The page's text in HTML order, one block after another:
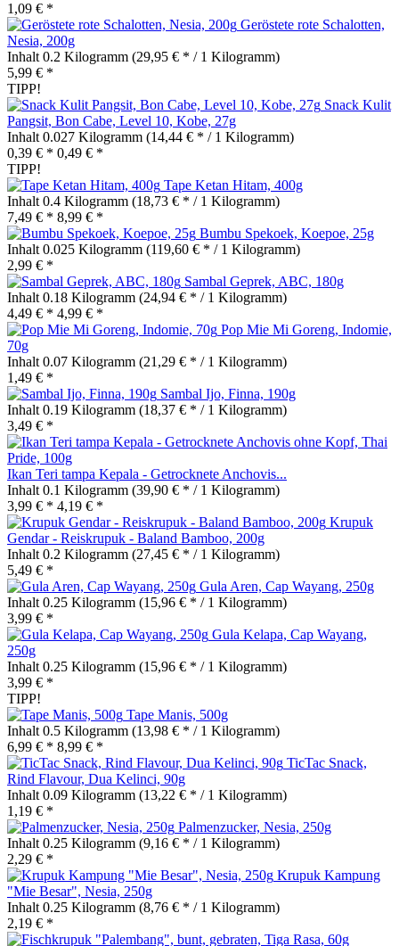
1,09 € *
Geröstete rote Schalotten,
Nesia, 200g
Inhalt 0.2 Kilogramm (29,95 € * / 1 Kilogramm)
5,99 € *
TIPP!
Snack Kulit
Pangsit, Bon Cabe, Level 10, Kobe, 27g
Inhalt 0.027 Kilogramm (14,44 € * / 1 Kilogramm)
0,39 € * 0,49 € *
TIPP!
Tape Ketan Hitam, 400g
Inhalt 0.4 Kilogramm (18,73 € * / 1 Kilogramm)
7,49 € * 8,99 € *
Bumbu Spekoek, Koepoe, 25g
Inhalt 0.025 Kilogramm (119,60 € * / 1 Kilogramm)
2,99 € *
Sambal Geprek, ABC, 180g
Inhalt 0.18 Kilogramm (24,94 € * / 1 Kilogramm)
4,49 € * 4,99 € *
Pop Mie Mi Goreng, Indomie,
70g
Inhalt 0.07 Kilogramm (21,29 € * / 1 Kilogramm)
1,49 € *
Sambal Ijo, Finna, 190g
Inhalt 0.19 Kilogramm (18,37 € * / 1 Kilogramm)
3,49 € *
Ikan Teri tampa Kepala - Getrocknete Anchovis...
Inhalt 0.1 Kilogramm (39,90 € * / 1 Kilogramm)
3,99 € * 4,19 € *
Krupuk
Gendar - Reiskrupuk - Baland Bamboo, 200g
Inhalt 0.2 Kilogramm (27,45 € * / 1 Kilogramm)
5,49 € *
Gula Aren, Cap Wayang, 250g
Inhalt 0.25 Kilogramm (15,96 € * / 1 Kilogramm)
3,99 € *
Gula Kelapa, Cap Wayang,
250g
Inhalt 0.25 Kilogramm (15,96 € * / 1 Kilogramm)
3,99 € *
TIPP!
Tape Manis, 500g
Inhalt 0.5 Kilogramm (13,98 € * / 1 Kilogramm)
6,99 € * 8,99 € *
TicTac Snack,
Rind Flavour, Dua Kelinci, 90g
Inhalt 0.09 Kilogramm (13,22 € * / 1 Kilogramm)
1,19 € *
Palmenzucker, Nesia, 250g
Inhalt 0.25 Kilogramm (9,16 € * / 1 Kilogramm)
2,29 € *
Krupuk Kampung
"Mie Besar", Nesia, 250g
Inhalt 0.25 Kilogramm (8,76 € * / 1 Kilogramm)
2,19 € *